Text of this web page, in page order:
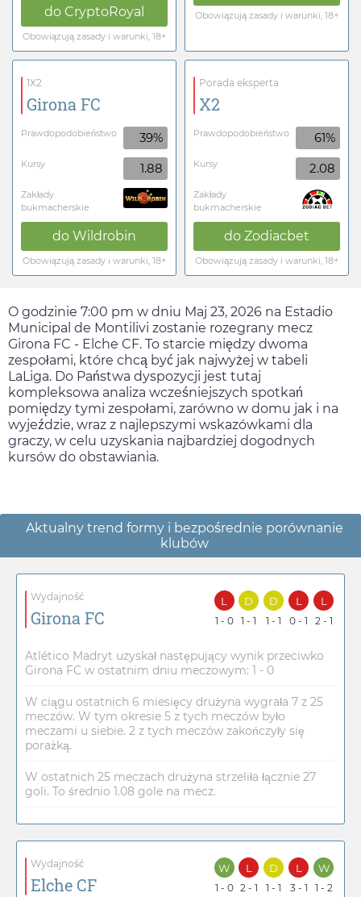
do CryptoRoyal
Obowiązują zasady i warunki, 18+
Obowiązują zasady i warunki, 18+
1X2
Girona FC
Prawdopodobieństwo 39%
Kursy 1.88
Zakłady
bukmacherskie
do Wildrobin
Obowiązują zasady i warunki, 18+
Porada eksperta
X2
Prawdopodobieństwo 61%
Kursy 2.08
Zakłady
bukmacherskie
do Zodiacbet
Obowiązują zasady i warunki, 18+
O godzinie 7:00 pm w dniu Maj 23, 2026 na Estadio
Municipal de Montilivi zostanie rozegrany mecz
Girona FC - Elche CF. To starcie między dwoma
zespołami, które chcą być jak najwyżej w tabeli
LaLiga. Do Państwa dyspozycji jest tutaj
kompleksowa analiza wcześniejszych spotkań
pomiędzy tymi zespołami, zarówno w domu jak i na
wyjeździe, wraz z najlepszymi wskazówkami dla
graczy, w celu uzyskania najbardziej dogodnych
kursów do obstawiania.
Aktualny trend formy i bezpośrednie porównanie
klubów
Wydajność
Girona FC
L
1 - 0
D
1 - 1
D
1 - 1
L
0 - 1
L
2 - 1
Atlético Madryt uzyskał następujący wynik przeciwko
Girona FC w ostatnim dniu meczowym: 1 - 0
W ciągu ostatnich 6 miesięcy drużyna wygrała 7 z 25
meczów. W tym okresie 5 z tych meczów było
meczami u siebie. 2 z tych meczów zakończyły się
porażką.
W ostatnich 25 meczach drużyna strzeliła łącznie 27
goli. To średnio 1.08 gole na mecz.
Wydajność
Elche CF
W
1 - 0
L
2 - 1
D
1 - 1
L
3 - 1
W
1 - 2